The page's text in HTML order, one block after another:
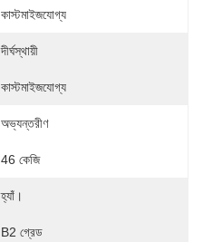
কাস্টমাইজযোগ্য
দীর্ঘস্থায়ী
কাস্টমাইজযোগ্য
অভ্যন্তরীণ
46 কেজি
হ্যাঁ।
B2 গ্রেড